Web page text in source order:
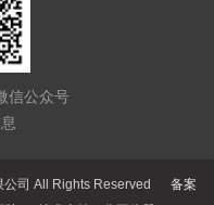
信公众号
公司 All Rights Reserved 备案